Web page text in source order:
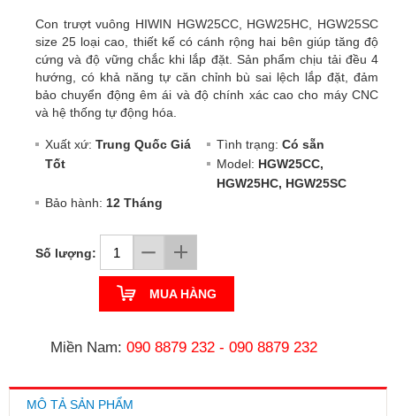
Con trượt vuông HIWIN HGW25CC, HGW25HC, HGW25SC
size 25 loại cao, thiết kế có cánh rộng hai bên giúp tăng độ
cứng và độ vững chắc khi lắp đặt. Sản phẩm chịu tải đều 4
hướng, có khả năng tự căn chỉnh bù sai lệch lắp đặt, đảm
bảo chuyển động êm ái và độ chính xác cao cho máy CNC
và hệ thống tự động hóa.
Xuất xứ: Trung Quốc Giá
Tốt
Tình trạng: Có sẵn
Model: HGW25CC,
HGW25HC, HGW25SC
Bảo hành: 12 Tháng
Số lượng:
MUA HÀNG
Miền Nam: 090 8879 232 - 090 8879 232
MÔ TẢ SẢN PHẨM